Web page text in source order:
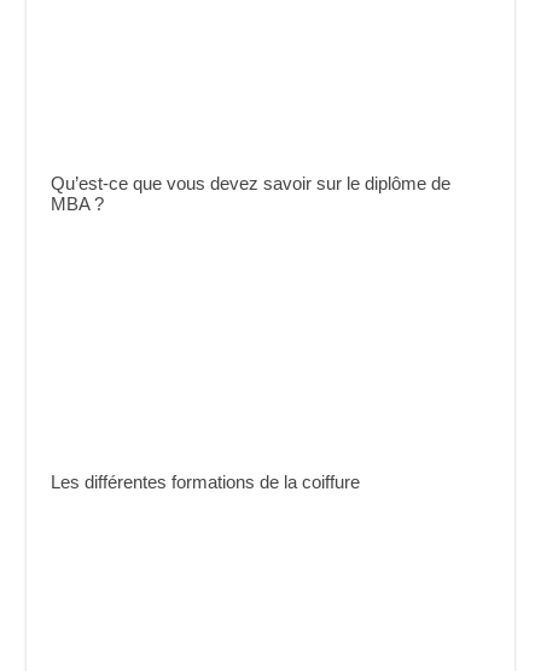
Qu’est-ce que vous devez savoir sur le diplôme de
MBA ?
Les différentes formations de la coiffure